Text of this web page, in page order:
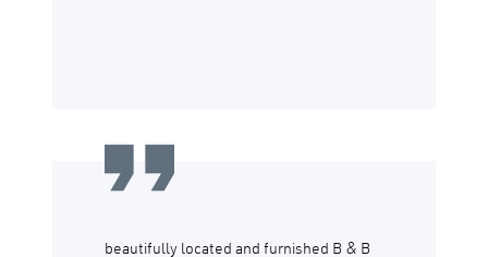
beautifully located and furnished B & B